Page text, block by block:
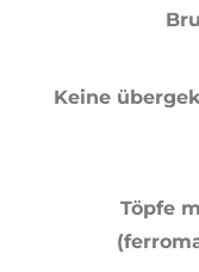
Keine
Töpfe